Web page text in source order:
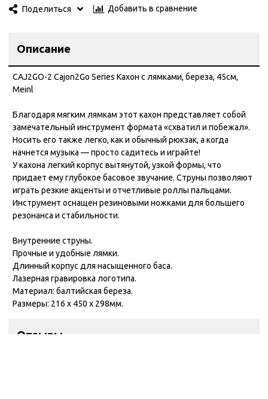
Поделиться Добавить в сравнение
Описание
CAJ2GO-2 Cajon2Go Series Кахон с лямками, береза, 45см,
Meinl
Благодаря мягким лямкам этот кахон представляет собой
замечательный инструмент формата «схватил и побежал».
Носить его также легко, как и обычный рюкзак, а когда
начнется музыка — просто садитесь и играйте!
У кахона легкий корпус вытянутой, узкой формы, что
придает ему глубокое басовое звучание. Струны позволяют
играть резкие акценты и отчетливые роллы пальцами.
Инструмент оснащен резиновыми ножками для большего
резонанса и стабильности.
Внутренние струны.
Прочные и удобные лямки.
Длинный корпус для насыщенного баса.
Лазерная гравировка логотипа.
Материал: балтийская береза.
Размеры: 216 х 450 х 298мм.
Отзывы